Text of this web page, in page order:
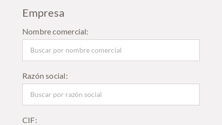
Empresa
Nombre comercial:
Razón social:
CIF: